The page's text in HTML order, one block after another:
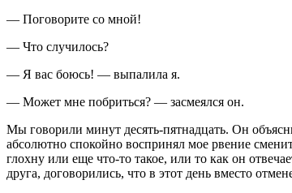
— Поговорите со мной!
— Что случилось?
— Я вас боюсь! — выпалила я.
— Может мне побриться? — засмеялся он.
Мы говорили минут десять-пятнадцать. Он
абсолютно спокойно воспринял мое рвение
глохну или еще что-то такое, или то как он
друга, договорились, что в этот день вместо